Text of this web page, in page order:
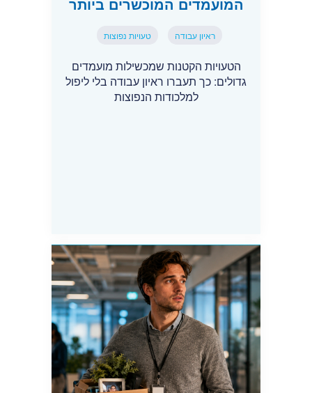
ראיון עבודה טעויות נפוצות
הטעויות הקטנות שמכשילות מועמדים
גדולים: כך תעברו ראיון עבודה בלי ליפול
למלכודות הנפוצות